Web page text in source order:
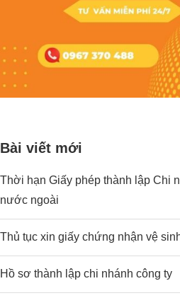
Bài viết mới
Thời hạn Giấy phép thành lập Chi
nước ngoài
Thủ tục xin giấy chứng nhận vệ
Hồ sơ thành lập chi nhánh công ty